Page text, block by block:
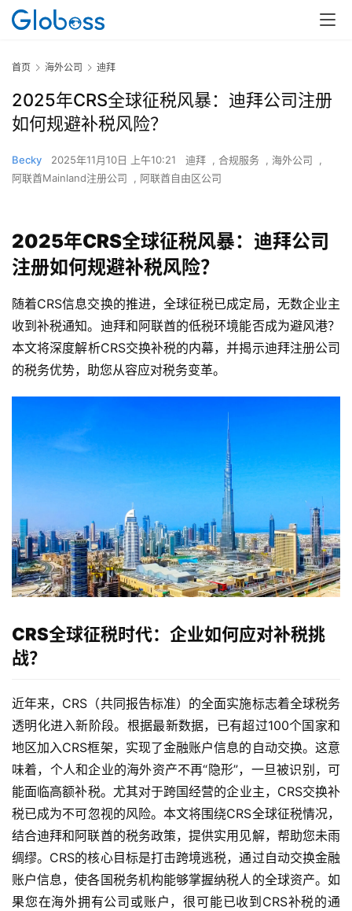
首页 海外公司 迪拜
2025年CRS全球征税风暴：迪拜公司注册
如何规避补税风险？
Becky 2025年11月10日 上午10:21 迪拜 , 合规服务 , 海外公司
,
阿联酋Mainland注册公司
, 阿联酋自由区公司
2025年CRS全球征税风暴：迪拜公司
注册如何规避补税风险？
随着CRS信息交换的推进，全球征税已成定局，无数企业主
收到补税通知。迪拜和阿联酋的低税环境能否成为避风港？
本文将深度解析CRS交换补税的内幕，并揭示迪拜注册公司
的税务优势，助您从容应对税务变革。
CRS全球征税时代：企业如何应对补税挑
战？
近年来，CRS（共同报告标准）的全面实施标志着全球税务
透明化进入新阶段。根据最新数据，已有超过100个国家和
地区加入CRS框架，实现了金融账户信息的自动交换。这意
味着，个人和企业的海外资产不再“隐形”，一旦被识别，可
能面临高额补税。尤其对于跨国经营的企业主，CRS交换补
税已成为不可忽视的风险。本文将围绕CRS全球征税情况，
结合迪拜和阿联酋的税务政策，提供实用见解，帮助您未雨
绸缪。CRS的核心目标是打击跨境逃税，通过自动交换金融
账户信息，使各国税务机构能够掌握纳税人的全球资产。如
果您在海外拥有公司或账户，很可能已收到CRS补税的通